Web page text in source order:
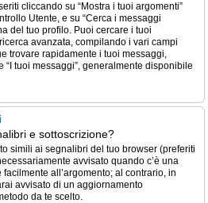
cliccando su “Mostra i tuoi argomenti”
Utente, e su “Cerca i messaggi
del tuo profilo. Puoi cercare i tuoi
avanzata, compilando i vari campi
trovare rapidamente i tuoi messaggi,
“I tuoi messaggi”, generalmente disponibile
e sottoscrizione?
simili ai segnalibri del tuo browser (preferiti
avvisato quando c’è una
all’argomento; al contrario, in
avvisato di un aggiornamento
da te scelto.